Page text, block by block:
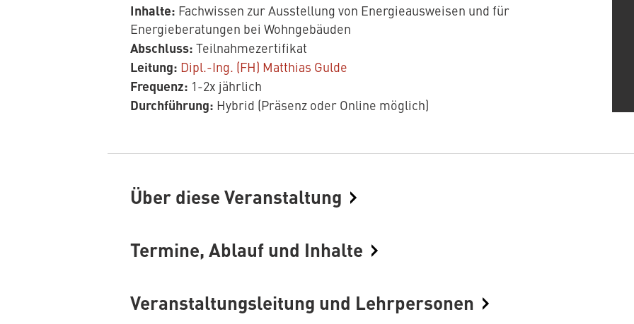
Inhalte: Fachwissen zur Ausstellung von Energieausweisen und für
Energieberatungen bei Wohngebäuden
Abschluss: Teilnahmezertifikat
Leitung: Dipl.-Ing. (FH) Matthias Gulde
Frequenz: 1-2x jährlich
Durchführung: Hybrid (Präsenz oder Online möglich)
Über diese Veranstaltung
Termine, Ablauf und Inhalte
Veranstaltungsleitung und Lehrpersonen